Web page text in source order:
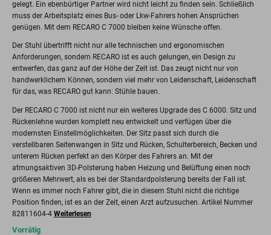
gelegt. Ein ebenbürtiger Partner wird nicht leicht zu finden sein. Schließlich
muss der Arbeitsplatz eines Bus- oder Lkw-Fahrers hohen Ansprüchen
genügen. Mit dem RECARO C 7000 bleiben keine Wünsche offen.
Der Stuhl übertrifft nicht nur alle technischen und ergonomischen
Anforderungen, sondern RECARO ist es auch gelungen, ein Design zu
entwerfen, das ganz auf der Höhe der Zeit ist. Das zeugt nicht nur von
handwerklichem Können, sondern viel mehr von Leidenschaft, Leidenschaft
für das, was RECARO gut kann: Stühle bauen.
Der RECARO C 7000 ist nicht nur ein weiteres Upgrade des C 6000. Sitz und
Rückenlehne wurden komplett neu entwickelt und verfügen über die
modernsten Einstellmöglichkeiten. Der Sitz passt sich durch die
verstellbaren Seitenwangen in Sitz und Rücken, Schulterbereich, Becken und
unterem Rücken perfekt an den Körper des Fahrers an. Mit der
atmungsaktiven 3D-Polsterung haben Heizung und Belüftung einen noch
größeren Mehrwert, als es bei der Standardpolsterung bereits der Fall ist.
Wenn es immer noch Fahrer gibt, die in diesem Stuhl nicht die richtige
Position finden, ist es an der Zeit, einen Arzt aufzusuchen. Artikel Nummer
82811604-4 Weiterlesen
Vorrätig